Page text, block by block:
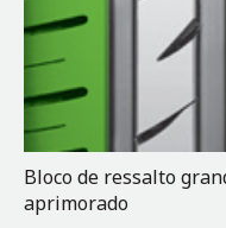
Bloco de ressalto
aprimorado